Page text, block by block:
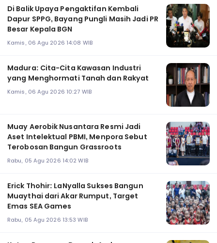
Di Balik Upaya Pengaktifan Kembali
Dapur SPPG, Bayang Pungli Masih Jadi PR
Besar Kepala BGN
Kamis, 06 Agu 2026 14:08 WIB
Madura: Cita-Cita Kawasan Industri
yang Menghormati Tanah dan Rakyat
Kamis, 06 Agu 2026 10:27 WIB
Muay Aerobik Nusantara Resmi Jadi
Aset Intelektual PBMI, Menpora Sebut
Terobosan Bangun Grassroots
Rabu, 05 Agu 2026 14:02 WIB
Erick Thohir: LaNyalla Sukses Bangun
Muaythai dari Akar Rumput, Target
Emas SEA Games
Rabu, 05 Agu 2026 13:53 WIB